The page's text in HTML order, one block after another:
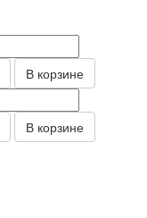
В корзине
В корзине